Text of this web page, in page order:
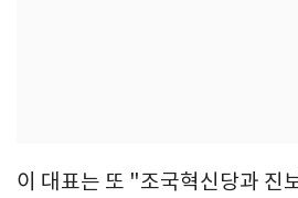
이 대표는 또 "조국혁신당과 진